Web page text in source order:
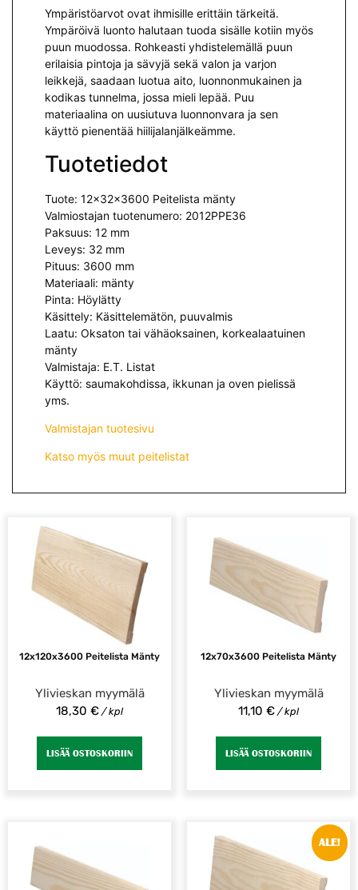
Ympäristöarvot ovat ihmisille erittäin tärkeitä.
Ympäröivä luonto halutaan tuoda sisälle kotiin myös
puun muodossa. Rohkeasti yhdistelemällä puun
erilaisia pintoja ja sävyjä sekä valon ja varjon
leikkejä, saadaan luotua aito, luonnonmukainen ja
kodikas tunnelma, jossa mieli lepää. Puu
materiaalina on uusiutuva luonnonvara ja sen
käyttö pienentää hiilijalanjälkeämme.
Tuotetiedot
Tuote: 12x32x3600 Peitelista mänty
Valmiostajan tuotenumero: 2012PPE36
Paksuus: 12 mm
Leveys: 32 mm
Pituus: 3600 mm
Materiaali: mänty
Pinta: Höylätty
Käsittely: Käsittelemätön, puuvalmis
Laatu: Oksaton tai vähäoksainen, korkealaatuinen
mänty
Valmistaja: E.T. Listat
Käyttö: saumakohdissa, ikkunan ja oven pielissä
yms.
Valmistajan tuotesivu
Katso myös muut peitelistat
12x120x3600 Peitelista Mänty
Ylivieskan myymälä
18,30 € / kpl
LISÄÄ OSTOSKORIIN
12x70x3600 Peitelista Mänty
Ylivieskan myymälä
11,10 € / kpl
LISÄÄ OSTOSKORIIN
ALE!